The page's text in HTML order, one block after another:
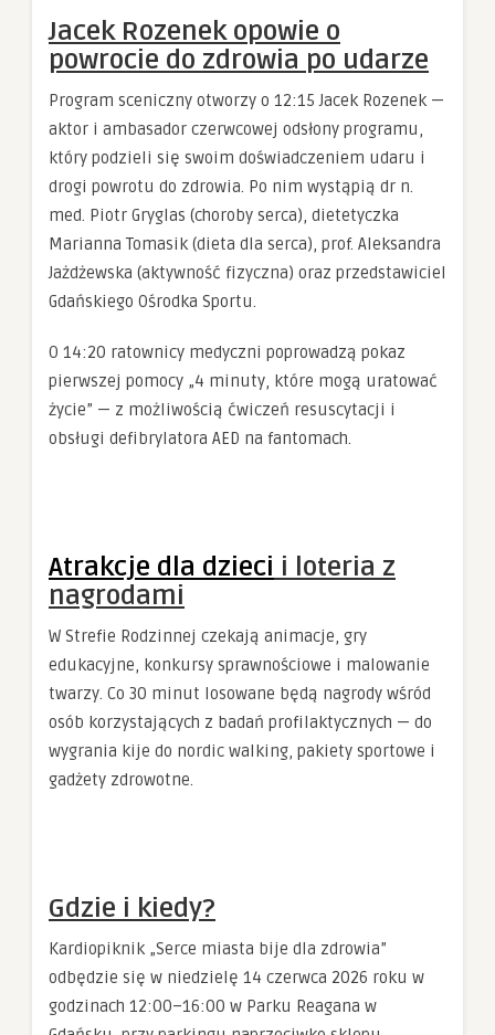
Jacek Rozenek opowie o
powrocie do zdrowia po udarze
Program sceniczny otworzy o 12:15 Jacek Rozenek —
aktor i ambasador czerwcowej odsłony programu,
który podzieli się swoim doświadczeniem udaru i
drogi powrotu do zdrowia. Po nim wystąpią dr n.
med. Piotr Gryglas (choroby serca), dietetyczka
Marianna Tomasik (dieta dla serca), prof. Aleksandra
Jażdżewska (aktywność fizyczna) oraz przedstawiciel
Gdańskiego Ośrodka Sportu.
O 14:20 ratownicy medyczni poprowadzą pokaz
pierwszej pomocy „4 minuty, które mogą uratować
życie” — z możliwością ćwiczeń resuscytacji i
obsługi defibrylatora AED na fantomach.
Atrakcje dla dzieci i loteria z
nagrodami
W Strefie Rodzinnej czekają animacje, gry
edukacyjne, konkursy sprawnościowe i malowanie
twarzy. Co 30 minut losowane będą nagrody wśród
osób korzystających z badań profilaktycznych — do
wygrania kije do nordic walking, pakiety sportowe i
gadżety zdrowotne.
Gdzie i kiedy?
Kardiopiknik „Serce miasta bije dla zdrowia”
odbędzie się w niedzielę 14 czerwca 2026 roku w
godzinach 12:00–16:00 w Parku Reagana w